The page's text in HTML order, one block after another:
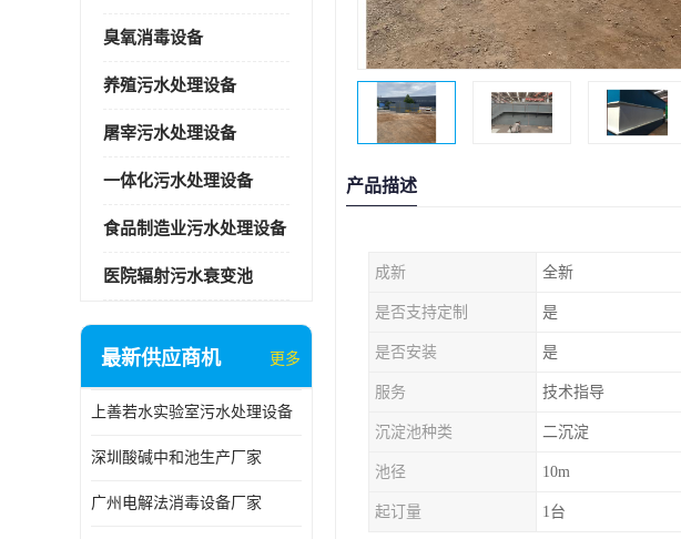
臭氧消毒设备
养殖污水处理设备
屠宰污水处理设备
一体化污水处理设备
食品制造业污水处理设备
医院辐射污水衰变池
最新供应商机 更多
上善若水实验室污水处理设备
深圳酸碱中和池生产厂家
广州电解法消毒设备厂家
产品描述
成新 全新
是否支持定制 是
是否安装 是
服务 技术指导
沉淀池种类 二沉淀
池径 10m
起订量 1台